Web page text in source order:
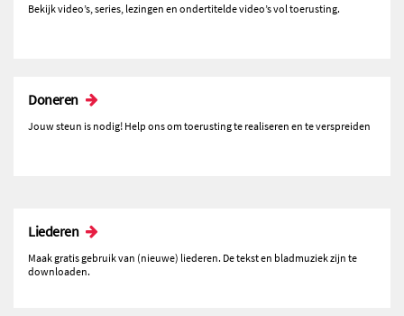
Bekijk video’s, series, lezingen en ondertitelde video’s vol toerusting.
Doneren
Jouw steun is nodig! Help ons om toerusting te realiseren en te verspreiden
Liederen
Maak gratis gebruik van (nieuwe) liederen. De tekst en bladmuziek zijn te
downloaden.